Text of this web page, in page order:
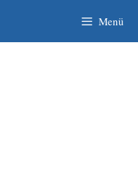
Menü